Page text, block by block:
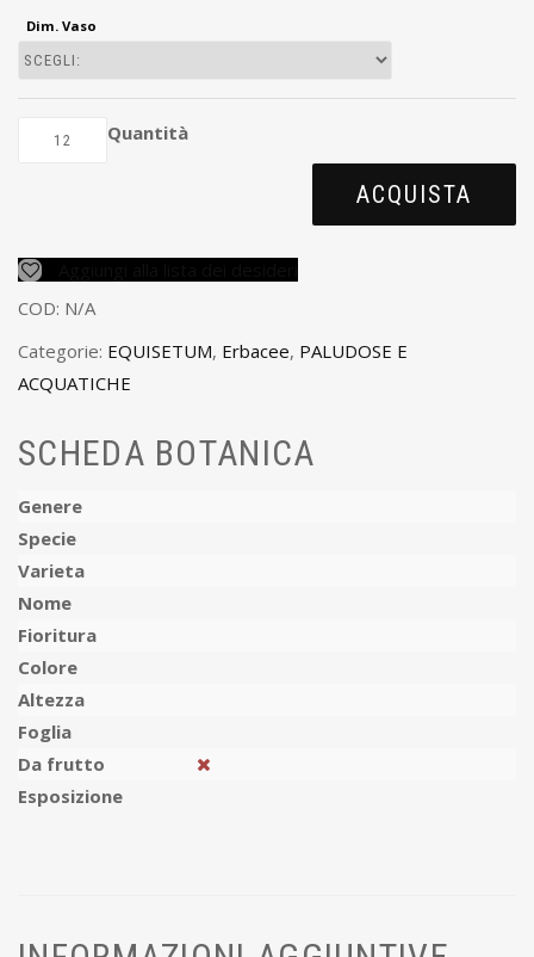
Dim. Vaso
Quantità
ACQUISTA
COD: N/A
Categorie: EQUISETUM, Erbacee, PALUDOSE E
ACQUATICHE
SCHEDA BOTANICA
Genere
Specie
Varieta
Nome
Fioritura
Colore
Altezza
Foglia
Da frutto
Esposizione